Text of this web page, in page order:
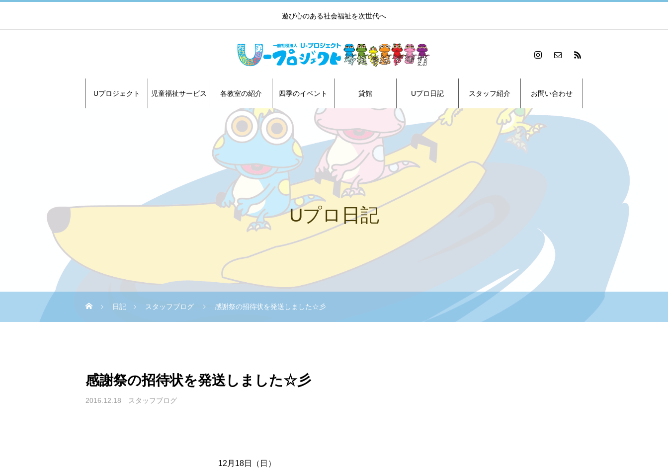
遊び心のある社会福祉を次世代へ
Uプロジェクト 児童福祉サービス 各教室の紹介 四季のイベント 貸館 Uプロ日記 スタッフ紹介 お問い合わせ
Uプロ日記
日記 スタッフブログ 感謝祭の招待状を発送しました☆彡
感謝祭の招待状を発送しました☆彡
2016.12.18 スタッフブログ
12月18日（日）